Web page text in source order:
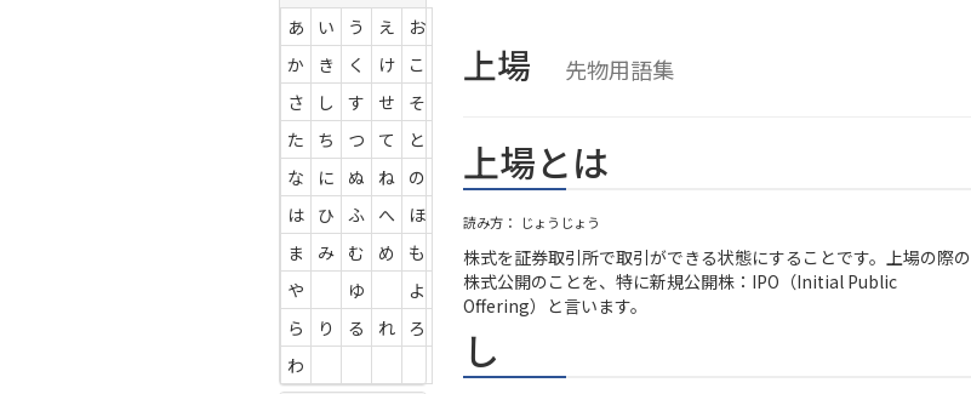
上場 先物用語集
上場とは
読み方： じょうじょう
株式を証券取引所で取引ができる状態にすることです。上場の際の
株式公開のことを、特に新規公開株：IPO（Initial Public
Offering）と言います。
し
あ い う え
お
か
き く け
こ
さ
し す せ
そ
た
ち つ て
と
な
に ぬ ね
の
は
ひ ふ へ
ほ
ま
み む め
も
や
ゆ
よ
ら
り る れ
ろ
わ